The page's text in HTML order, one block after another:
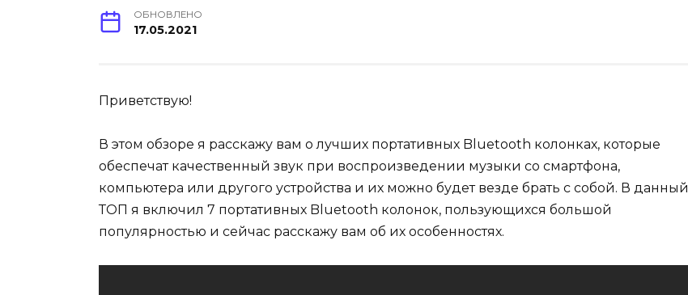
ОБНОВЛЕНО
17.05.2021
Приветствую!
В этом обзоре я расскажу вам о лучших портативных Bluetooth колонках, которые
обеспечат качественный звук при воспроизведении музыки со смартфона,
компьютера или другого устройства и их можно будет везде брать с собой. В данный
ТОП я включил 7 портативных Bluetooth колонок, пользующихся большой
популярностью и сейчас расскажу вам об их особенностях.